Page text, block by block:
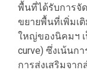
พื้นที่ได้รับการจั
ขยายพื้นที่เพิ่มเ
ใหญ่ของนิคมฯ
curve) ซึ่งเน้นก
การส่งเสริมจา